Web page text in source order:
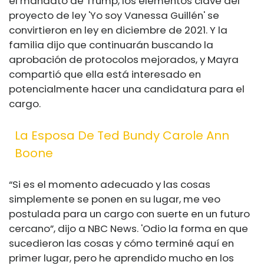
proyecto de ley 'Yo soy Vanessa Guillén' se
convirtieron en ley en diciembre de 2021. Y la
familia dijo que continuarán buscando la
aprobación de protocolos mejorados, y Mayra
compartió que ella está interesado en
potencialmente hacer una candidatura para el
cargo.
La Esposa De Ted Bundy Carole Ann
Boone
“Si es el momento adecuado y las cosas
simplemente se ponen en su lugar, me veo
postulada para un cargo con suerte en un futuro
cercano”, dijo a NBC News. 'Odio la forma en que
sucedieron las cosas y cómo terminé aquí en
primer lugar, pero he aprendido mucho en los